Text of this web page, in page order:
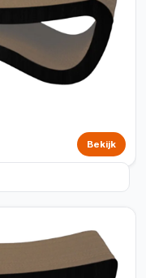
Bekijk